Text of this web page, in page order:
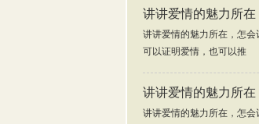
讲讲爱情的魅力所
讲讲爱情的魅力所在，怎
可以证明爱情，也可以推
讲讲爱情的魅力所
讲讲爱情的魅力所在，怎